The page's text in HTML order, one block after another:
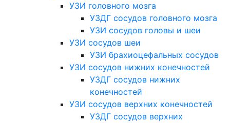
УЗИ головного мозга
УЗДГ сосудов головного мозга
УЗИ сосудов головы и шеи
УЗИ сосудов шеи
УЗИ брахиоцефальных сосудов
УЗИ сосудов нижних конечностей
УЗДГ сосудов нижних
конечностей
УЗИ сосудов верхних конечностей
УЗДГ сосудов верхних